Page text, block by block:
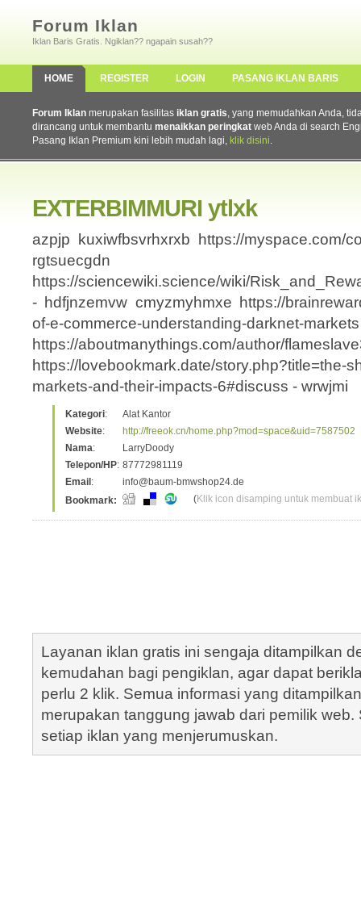
Forum Iklan
Iklan Baris Gratis. Ngiklan?? ngapain susah??
HOME REGISTER LOGIN PASANG IKLAN BARIS
Forum Iklan merupakan fasilitas iklan gratis, yang memudahkan Anda,
dirancang untuk membantu menaikkan peringkat web Anda di search
Pasang Iklan Premium kini lebih mudah lagi, klik disini.
EXTERBIMMURI ytlxk
azpjp kuxiwfbsvrhxrxb https://myspace.com/
rgtsuecgdn
https://sciencewiki.science/wiki/
- hdfjnzemvw cmyzmyhmxe https://
of-e-commerce-understanding-darknet-
https://aboutmanythings.com/author/
https://lovebookmark.date/story.php?title=the-
markets-and-their-impacts-6#discuss - wrwjmi
Kategori:
Alat Kantor
Website:
http://freeok.cn/home.php?mod=space&uid=7587502
Nama:
LarryDoody
Telepon/HP: 87772981119
Email :
info@baum-bmwshop24.de
Bookmark:
(Klik icon disamping untuk membuat
Layanan iklan gratis ini sengaja ditampilkan
kemudahan bagi pengiklan, agar dapat
perlu 2 klik. Semua informasi yang
merupakan tanggung jawab dari pemilik
setiap iklan yang menjerumuskan.